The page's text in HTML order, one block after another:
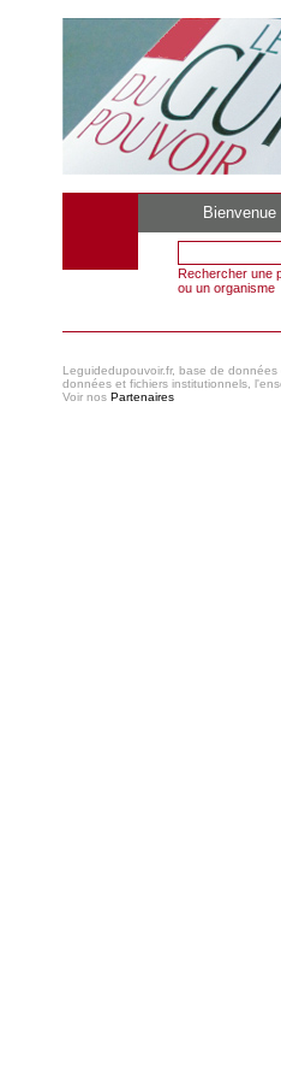
Bienvenue
Rechercher une
ou un organisme
Leguidedupouvoir.fr, base de
données et fichiers institutionnels,
Voir nos Partenaires